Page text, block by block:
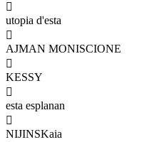

utopia d'esta

AJMAN MONISCIONE

KESSY

esta esplanan

NIJINSKaia